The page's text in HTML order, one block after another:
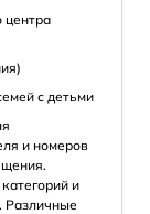
центра
с детьми
и номеров
и
Различные